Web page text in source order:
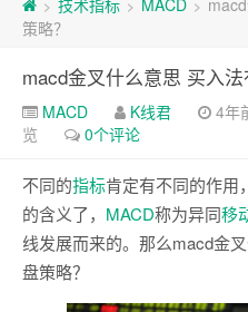
> 技术指标 > MACD >
策略？
macd金叉什么意思 买入法
MACD K线君 4年
览
0个评论
不同的指标肯定有不同的作用
的含义了， MACD称为异同移
线发展而来的。那么macd金
盘策略？